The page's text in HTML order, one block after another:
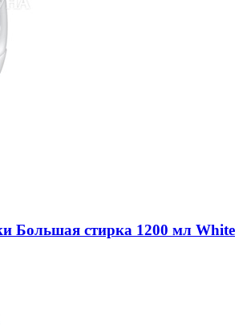
Большая стирка 1200 мл White